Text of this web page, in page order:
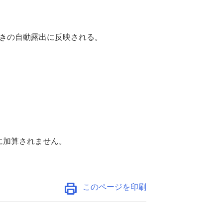
の自動露出に反映される。
算されません。
このページを印刷